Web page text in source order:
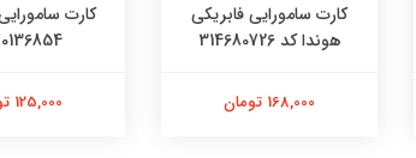
کارت سامورایی ژاپنی کد
4570136854
125,000 تومان
کارت
125,000 تومان